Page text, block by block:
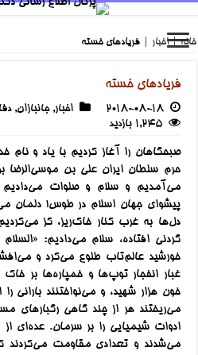
خانه | اخبار فریادهای خسته
فریادهای خسته
2018-08-18 اخبار,جانبازان,
1,245 بازدید
صبحگاهان را آغاز کردیم با یاد و نام
حرم سلطان ایران علی بن موسی‌الرضا
می‌آمدیم و سلام و صلوات می‌دادیم
پیشوای جهان اسلام در طوس! دلمان
دل‌ها به غرب کنار خاک‌ریز، کز
گردنی افتاده، سلام می‌دادیم:
خورشید عالم‌تاب طلوع می‌کرد و
غبار انفجار توپ‌ها و خمپاره‌ها بر
خون هزار شهید، و می‌نواختنند بارانی
می‌ریختند هر از چند گاهی رگبارهای
ادوات شیمیایی را بر سرمان. عده‌ای از
می‌شدند و تعدادی مقاومت